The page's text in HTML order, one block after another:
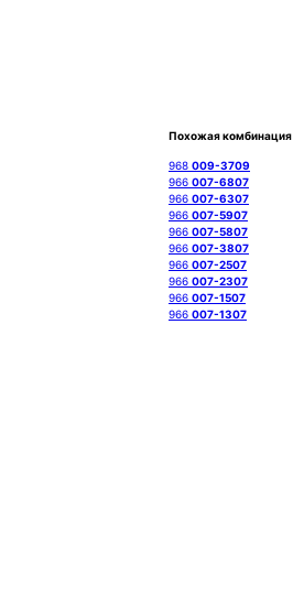
Похожая комбинация
968 009-3709
966 007-6807
966 007-6307
966 007-5907
966 007-5807
966 007-3807
966 007-2507
966 007-2307
966 007-1507
966 007-1307